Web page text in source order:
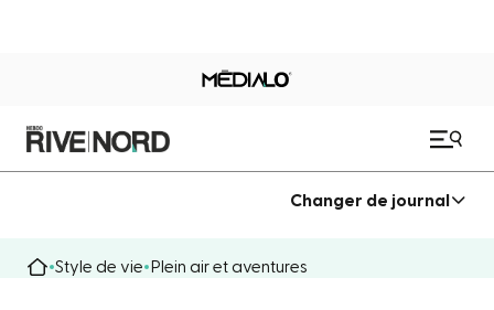
Changer de journal
Style de vie Plein air et aventures